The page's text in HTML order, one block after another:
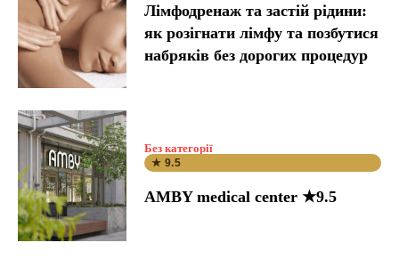
Лімфодренаж та застій рідини:
як розігнати лімфу та позбутися
набряків без дорогих процедур
Без категорії
★ 9.5
AMBY medical center ★9.5